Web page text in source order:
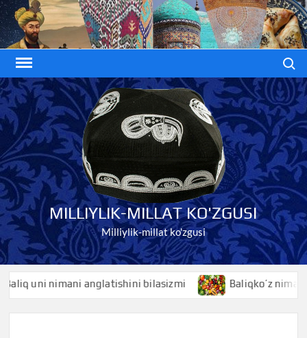
Skip
to
content
MILLIYLIK-MILLAT KO'ZGUSI
Milliylik-millat ko'zgusi
uni nimani anglatishini bilasizmi Baliqko’z nimani